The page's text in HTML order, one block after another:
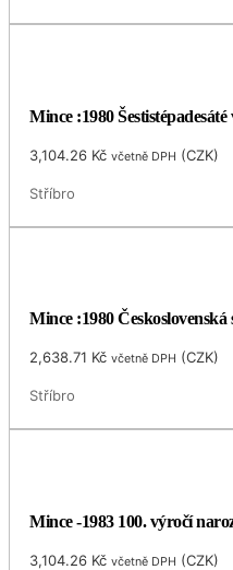
Mince :1980
3,104.26 Kč včetně DPH (CZK)
Stříbro
Mince :1980
2,638.71 Kč včetně DPH (CZK)
Stříbro
Mince -1983 100. výročí
3,104.26 Kč včetně DPH (CZK)